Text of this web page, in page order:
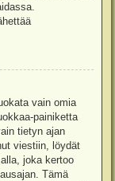
vain omia
painiketta
tietyn ajan
viestiin, löydät
joka kertoo
Tämä